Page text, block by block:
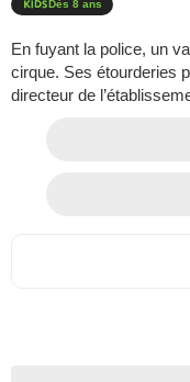
Dès 8 ans
En fuyant la police, un
cirque. Ses étourderies
directeur de